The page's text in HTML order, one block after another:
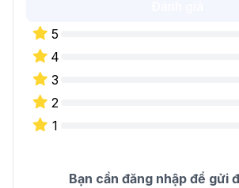
5
4
3
2
1
Bạn cần đăng nhập để gửi